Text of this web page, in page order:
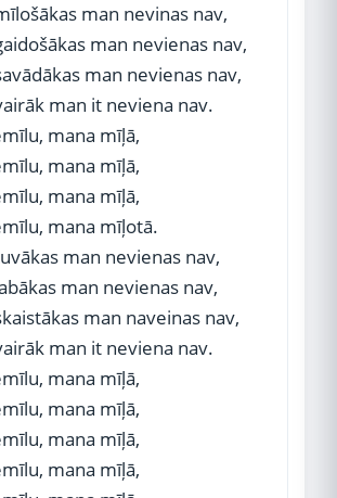
man nevinas nav,
man nevienas nav,
man nevienas nav,
man it neviena nav.
mana mīļā,
mana mīļā,
mana mīļā,
mana mīļotā.
man nevienas nav,
man nevienas nav,
man naveinas nav,
man it neviena nav.
mana mīļā,
mana mīļā,
mana mīļā,
mana mīļā,